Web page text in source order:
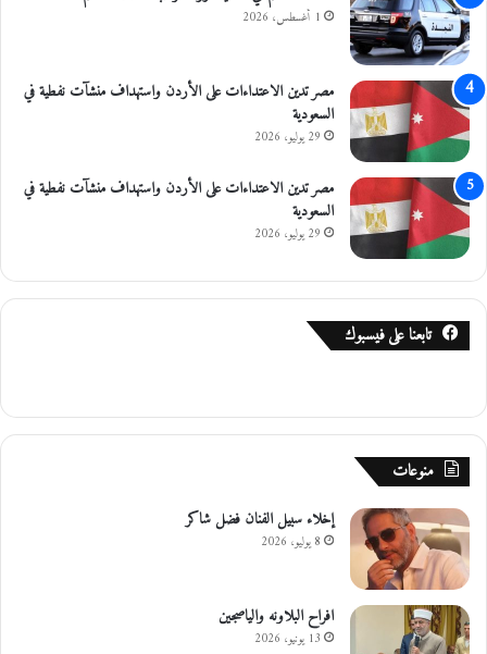
1 أغسطس، 2026
مصر تدين الاعتداءات على الأردن واستهداف منشآت نفطية في
السعودية
29 يوليو، 2026
مصر تدين الاعتداءات على الأردن واستهداف منشآت نفطية في
السعودية
29 يوليو، 2026
تابعنا على فيسبوك
منوعات
إخلاء سبيل الفنان فضل شاكر
8 يوليو، 2026
افراح البلاونه والياصجين
13 يونيو، 2026